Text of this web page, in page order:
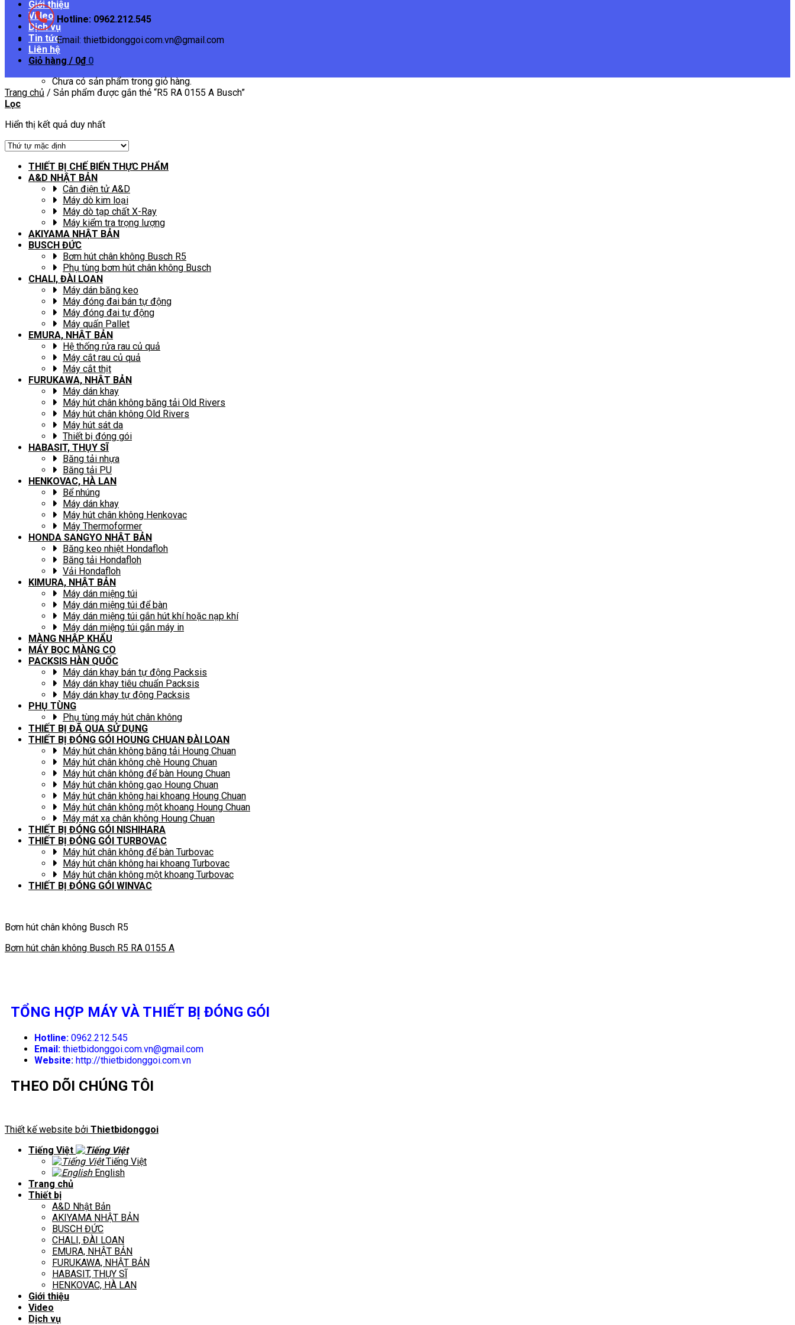
Hotline: 0962.212.545
Email: thietbidonggoi.com.vn@gmail.com
Giỏ hàng / 0₫ 0
Chưa có sản phẩm trong giỏ hàng.
Giới thiệu
Video
Dịch vụ
Tin tức
Liên hệ
Trang chủ / Sản phẩm được gắn thẻ “R5 RA 0155 A Busch”
Lọc
Hiển thị kết quả duy nhất
THIẾT BỊ CHẾ BIẾN THỰC PHẨM
A&D NHẬT BẢN
Cân điện tử A&D
Máy dò kim loại
Máy dò tạp chất X-Ray
Máy kiểm tra trọng lượng
AKIYAMA NHẬT BẢN
BUSCH ĐỨC
Bơm hút chân không Busch R5
Phụ tùng bơm hút chân không Busch
CHALI, ĐÀI LOAN
Máy dán băng keo
Máy đóng đai bán tự động
Máy đóng đai tự động
Máy quấn Pallet
EMURA, NHẬT BẢN
Hệ thống rửa rau củ quả
Máy cắt rau củ quả
Máy cắt thịt
FURUKAWA, NHẬT BẢN
Máy dán khay
Máy hút chân không băng tải Old Rivers
Máy hút chân không Old Rivers
Máy hút sát da
Thiết bị đóng gói
HABASIT, THỤY SĨ
Băng tải nhựa
Băng tải PU
HENKOVAC, HÀ LAN
Bể nhúng
Máy dán khay
Máy hút chân không Henkovac
Máy Thermoformer
HONDA SANGYO NHẬT BẢN
Băng keo nhiệt Hondafloh
Băng tải Hondafloh
Vải Hondafloh
KIMURA, NHẬT BẢN
Máy dán miệng túi
Máy dán miệng túi để bàn
Máy dán miệng túi gắn hút khí hoặc nạp khí
Máy dán miệng túi gắn máy in
MÀNG NHẬP KHẨU
MÁY BỌC MÀNG CO
PACKSIS HÀN QUỐC
Máy dán khay bán tự động Packsis
Máy dán khay tiêu chuẩn Packsis
Máy dán khay tự động Packsis
PHỤ TÙNG
Phụ tùng máy hút chân không
THIẾT BỊ ĐÃ QUA SỬ DỤNG
THIẾT BỊ ĐÓNG GÓI HOUNG CHUAN ĐÀI LOAN
Máy hút chân không băng tải Houng Chuan
Máy hút chân không chè Houng Chuan
Máy hút chân không để bàn Houng Chuan
Máy hút chân không gạo Houng Chuan
Máy hút chân không hai khoang Houng Chuan
Máy hút chân không một khoang Houng Chuan
Máy mát xa chân không Houng Chuan
THIẾT BỊ ĐÓNG GÓI NISHIHARA
THIẾT BỊ ĐÓNG GÓI TURBOVAC
Máy hút chân không để bàn Turbovac
Máy hút chân không hai khoang Turbovac
Máy hút chân không một khoang Turbovac
THIẾT BỊ ĐÓNG GÓI WINVAC
Bơm hút chân không Busch R5
Bơm hút chân không Busch R5 RA 0155 A
TỔNG HỢP MÁY VÀ THIẾT BỊ ĐÓNG GÓI
Hotline: 0962.212.545
Email: thietbidonggoi.com.vn@gmail.com
Website: http://thietbidonggoi.com.vn
THEO DÕI CHÚNG TÔI
Thiết kế website bởi Thietbidonggoi
Tiếng Việt
Tiếng Việt
English
Trang chủ
Thiết bị
A&D Nhật Bản
AKIYAMA NHẬT BẢN
BUSCH ĐỨC
CHALI, ĐÀI LOAN
EMURA, NHẬT BẢN
FURUKAWA, NHẬT BẢN
HABASIT, THỤY SĨ
HENKOVAC, HÀ LAN
Giới thiệu
Video
Dịch vụ